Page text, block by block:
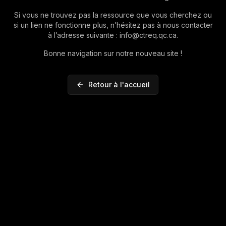
Si vous ne trouvez pas la ressource que vous cherchez ou
si un lien ne fonctionne plus, n’hésitez pas à nous contacter
à l’adresse suivante : info@ctreq.qc.ca.
Bonne navigation sur notre nouveau site !
Retour à l'accueil